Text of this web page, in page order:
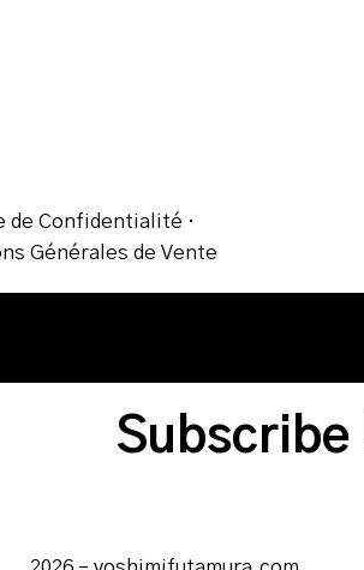
de Confidentialité ·
Générales de Vente